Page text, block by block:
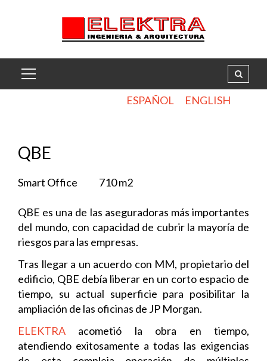
ESPAÑOL ENGLISH
QBE
Smart Office 710 m2
QBE es una de las aseguradoras más importantes
del mundo, con capacidad de cubrir la mayoría de
riesgos para las empresas.
Tras llegar a un acuerdo con MM, propietario del
edificio, QBE debía liberar en un corto espacio de
tiempo, su actual superficie para posibilitar la
ampliación de las oficinas de JP Morgan.
ELEKTRA acometió la obra en tiempo,
atendiendo exitosamente a todas las exigencias